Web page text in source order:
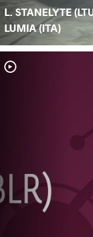
L. STANELYTE
LUMIA (ITA)